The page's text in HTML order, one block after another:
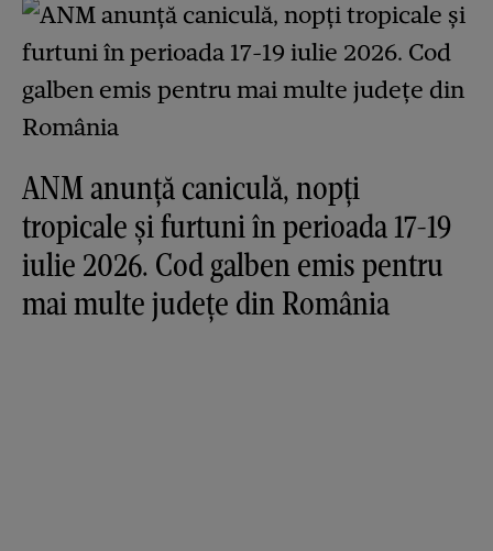
ANM anunță caniculă, nopți
tropicale și furtuni în perioada 17-19
iulie 2026. Cod galben emis pentru
mai multe județe din România